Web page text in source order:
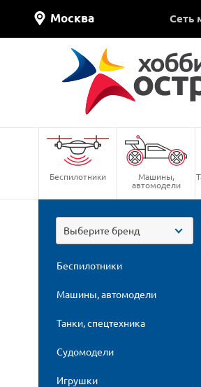
Москва Сеть
Беспилотники Машины,
автомодели
Выберите бренд
Беспилотники
Машины, автомодели
Танки, спецтехника
Судомодели
Игрушки